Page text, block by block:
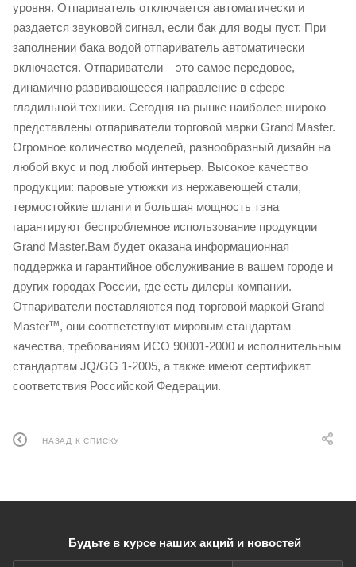
уровня. Отпариватель отключается автоматически и
раздается звуковой сигнал, если бак для воды пуст. При
заполнении бака водой отпариватель автоматически
включается. Отпариватели – это самое передовое,
динамично развивающееся направление в сфере
гладильной техники. Сегодня на рынке наиболее широко
представлены отпариватели торговой марки Grand Master.
Огромное количество моделей, разнообразный дизайн на
любой вкус и под любой интерьер. Высокое качество
продукции: паровые утюжки из нержавеющей стали,
термостойкие шланги и большая мощность тэна
гарантируют беспроблемное использование продукции
Grand Master.Вам будет оказана информационная
поддержка и гарантийное обслуживание в вашем городе и
других городах России, где есть дилеры компании.
Отпариватели поставляются под торговой маркой Grand
Masterтм, они соответствуют мировым стандартам
качества, требованиям ИСО 90001-2000 и исполнительным
стандартам JQ/GG 1-2005, а также имеют сертификат
соответствия Российской Федерации.
НАЗАД К СПИСКУ
Будьте в курсе наших акций и новостей